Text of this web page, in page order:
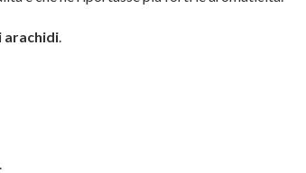
arachidi.